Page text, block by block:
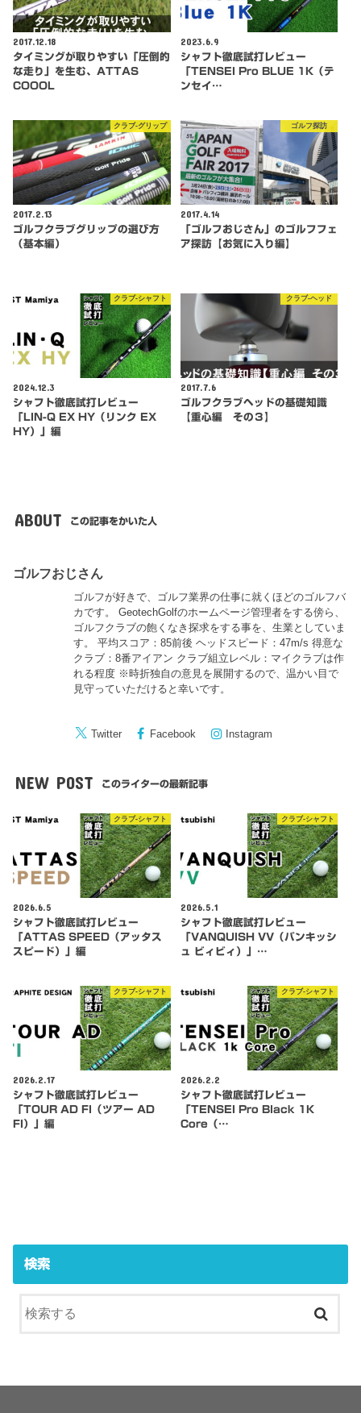
2017.12.18
タイミングが取りやすい「圧倒的
な走り」を生む、ATTAS
COOOL
2023.6.9
シャフト徹底試打レビュー
「TENSEI Pro BLUE 1K（テ
ンセイ…
クラブ-グリップ
2017.2.13
ゴルフクラブグリップの選び方
（基本編）
ゴルフ探訪
2017.4.14
「ゴルフおじさん」のゴルフフェ
ア探訪【お気に入り編】
クラブ-シャフト
2024.12.3
シャフト徹底試打レビュー
「LIN-Q EX HY（リンク EX
HY）」編
クラブ-ヘッド
2017.7.6
ゴルフクラブヘッドの基礎知識
【重心編 その３】
ABOUT この記事をかいた人
ゴルフおじさん
ゴルフが好きで、ゴルフ業界の仕事に就くほどのゴルフバ
カです。 GeotechGolfのホームページ管理者をする傍ら、
ゴルフクラブの飽くなき探求をする事を、生業としていま
す。 平均スコア：85前後 ヘッドスピード：47m/s 得意な
クラブ：8番アイアン クラブ組立レベル：マイクラブは作
れる程度 ※時折独自の意見を展開するので、温かい目で
見守っていただけると幸いです。
Twitter Facebook Instagram
NEW POST このライターの最新記事
クラブ-シャフト
2026.6.5
シャフト徹底試打レビュー
「ATTAS SPEED（アッタス
スピード）」編
クラブ-シャフト
2026.5.1
シャフト徹底試打レビュー
「VANQUISH VV（バンキッシ
ュ ビィビィ）」…
クラブ-シャフト
2026.2.17
シャフト徹底試打レビュー
「TOUR AD FI（ツアー AD
FI）」編
クラブ-シャフト
2026.2.2
シャフト徹底試打レビュー
「TENSEI Pro Black 1K
Core（…
検索